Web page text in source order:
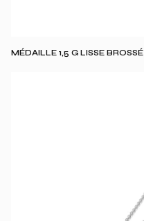
MÉDAILLE 1,5 G LISSE BROSSÉ